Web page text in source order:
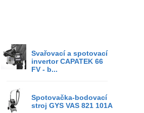
Svařovací a spotovací
invertor CAPATEK 66
FV - b...
Spotovačka-bodovací
stroj GYS VAS 821 101A